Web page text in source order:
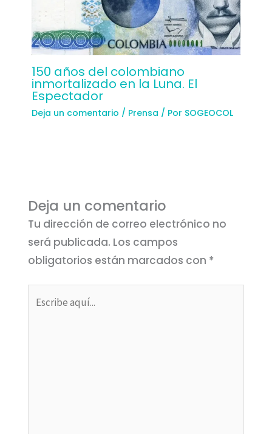
150 años del colombiano
inmortalizado en la Luna. El
Espectador
Deja un comentario / Prensa / Por SOGEOCOL
Deja un comentario
Tu dirección de correo electrónico no
será publicada. Los campos
obligatorios están marcados con *